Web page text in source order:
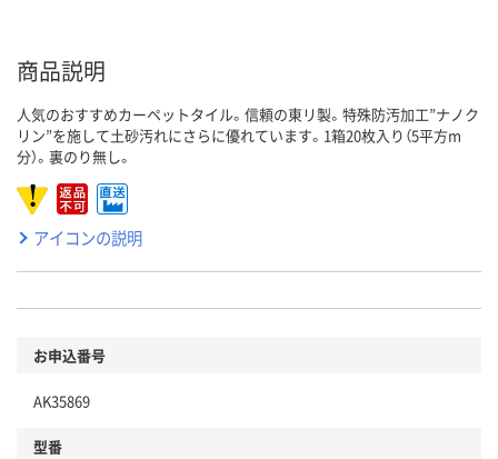
商品説明
人気のおすすめカーペットタイル。信頼の東リ製。特殊防汚加工”ナノク
リン”を施して土砂汚れにさらに優れています。1箱20枚入り（5平方m
分）。裏のり無し。
アイコンの説明
お申込番号
AK35869
型番